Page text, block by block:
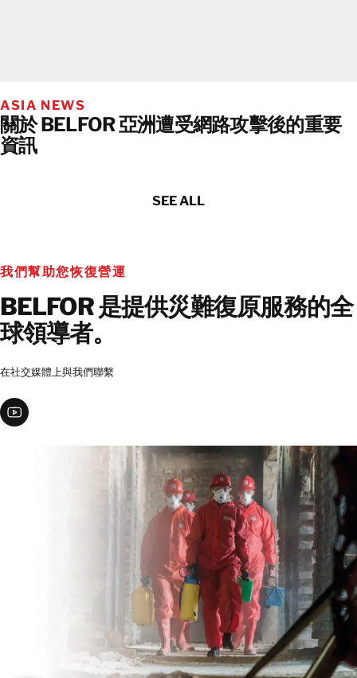
ASIA NEWS
關於 BELFOR 亞洲遭受網路攻擊後的重要
資訊
SEE ALL
我們幫助您恢復營運
BELFOR 是提供災難復原服務​​的全
球領導者。
在社交媒體上與我們聯繫